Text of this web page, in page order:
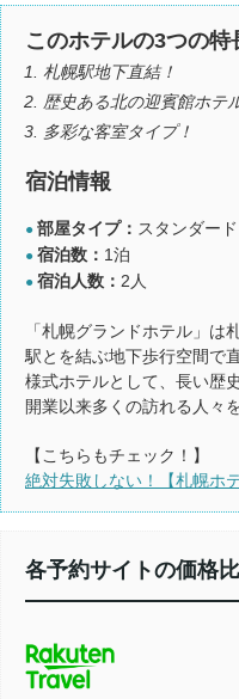
このホテルの3つの特
札幌駅地下直結！
歴史ある北の迎賓館ホテ
多彩な客室タイプ！
宿泊情報
● 部屋タイプ： スタンダー
● 宿泊数： 1泊
● 宿泊人数： 2人
「札幌グランドホテル」は
駅とを結ぶ地下歩行空間で
様式ホテルとして、長い歴
開業以来多くの訪れる人々
【こちらもチェック！】
絶対失敗しない！【札幌ホ
各予約サイトの価格